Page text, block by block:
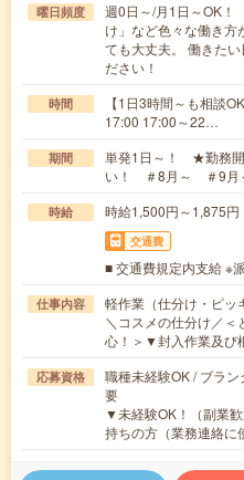
曜日頻度
週0日～/月1日～OK！
け」など色々な働き
ても大丈夫。 働きた
ださい！
時間
【1日3時間～も相談
17:00 17:00～22…
期間
単発1日～！ ★勤務開
い！ ＃8月～ ＃9月
時給 時給1,500円～1,875円
交通費
■ 交通費規定内支給 ※
仕事内容
軽作業（仕分け・ピッ
＼コスメの仕分け／
心！＞▼封入作業及
応募資格
職種未経験OK / ブラ
要
▼未経験OK！（副業
持ちの方（業務連絡